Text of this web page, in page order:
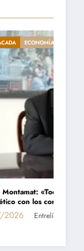
populismo